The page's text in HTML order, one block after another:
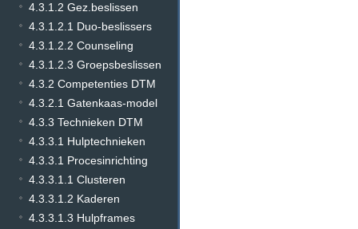
4.3.1.2 Gez.beslissen
4.3.1.2.1 Duo-beslissers
4.3.1.2.2 Counseling
4.3.1.2.3 Groepsbeslissen
4.3.2 Competenties DTM
4.3.2.1 Gatenkaas-model
4.3.3 Technieken DTM
4.3.3.1 Hulptechnieken
4.3.3.1 Procesinrichting
4.3.3.1.1 Clusteren
4.3.3.1.2 Kaderen
4.3.3.1.3 Hulpframes